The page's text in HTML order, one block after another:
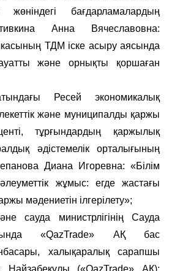
жөніндегі бағдарламалардың
Анна Вячеславовна:
ТДМ іске асыру аясында
және орнықты қоршаған
Ресей экономикалық
және муниципалды қаржы
тұрғындардың қаржылық
әдістемелік орталығының
Диана Игоревна: «Білім
жұмыс: егде жастағы
мәдениетін ілгерілету»;
сауда министрлігінің Сауда
«QazTrade» АҚ бас
халықаралық сарапшы
Найзабекұлы («QazTrade» АҚ):